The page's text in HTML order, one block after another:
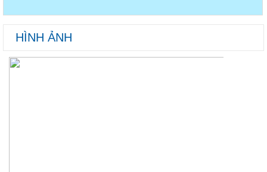
HÌNH ẢNH